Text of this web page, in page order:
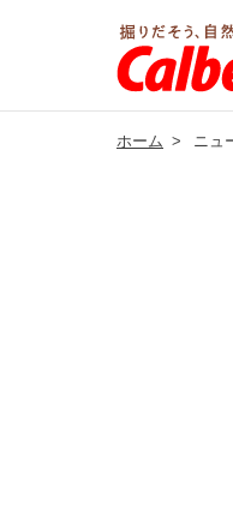
ホーム > ニュ